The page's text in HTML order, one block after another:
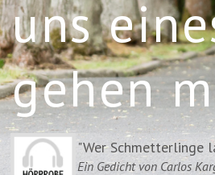
uns
gehen
"Wer Schmetterlinge
Ein Gedicht von Carlos